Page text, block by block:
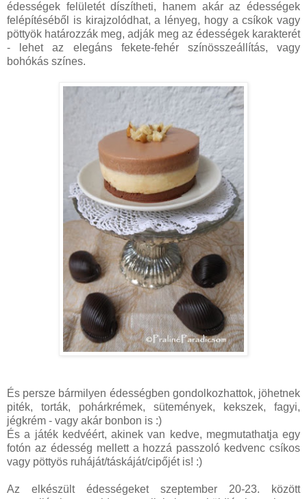
édességek felületét díszítheti, hanem akár az édességek
felépítéséből is kirajzolódhat, a lényeg, hogy a csíkok vagy
pöttyök határozzák meg, adják meg az édességek karakterét
- lehet az elegáns fekete-fehér színösszeállítás, vagy
bohókás színes.
És persze bármilyen édességben gondolkozhattok, jöhetnek
piték, torták, pohárkrémek, sütemények, kekszek, fagyi,
jégkrém - vagy akár bonbon is :)
És a játék kedvéért, akinek van kedve, megmutathatja egy
fotón az édesség mellett a hozzá passzoló kedvenc csíkos
vagy pöttyös ruháját/táskáját/cipőjét is! :)
Az elkészült édességeket szeptember 20-23. között